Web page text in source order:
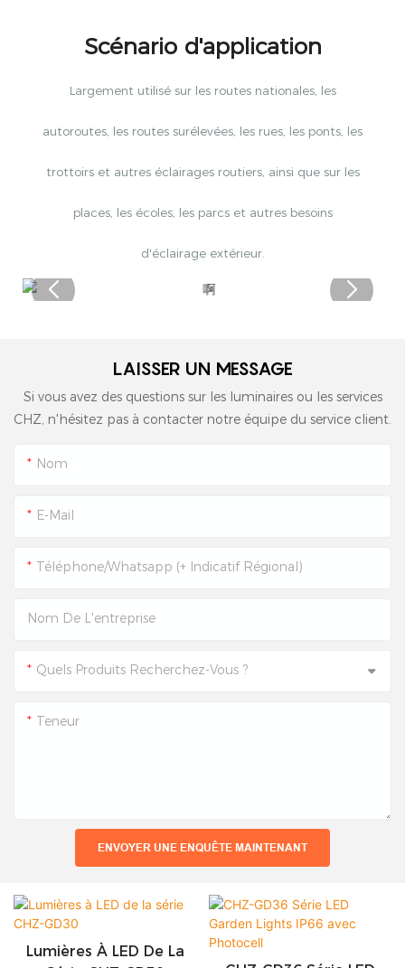
Scénario d'application
Largement utilisé sur les routes nationales, les
autoroutes, les routes surélevées, les rues, les ponts, les
trottoirs et autres éclairages routiers, ainsi que sur les
places, les écoles, les parcs et autres besoins
d'éclairage extérieur.
LAISSER UN MESSAGE
Si vous avez des questions sur les luminaires ou les services
CHZ, n'hésitez pas à contacter notre équipe du service client.
Nom
E-Mail
Téléphone/Whatsapp (+ Indicatif Régional)
Nom De L'entreprise
Quels Produits Recherchez-Vous ?
Teneur
ENVOYER UNE ENQUÊTE MAINTENANT
Lumières À LED De La